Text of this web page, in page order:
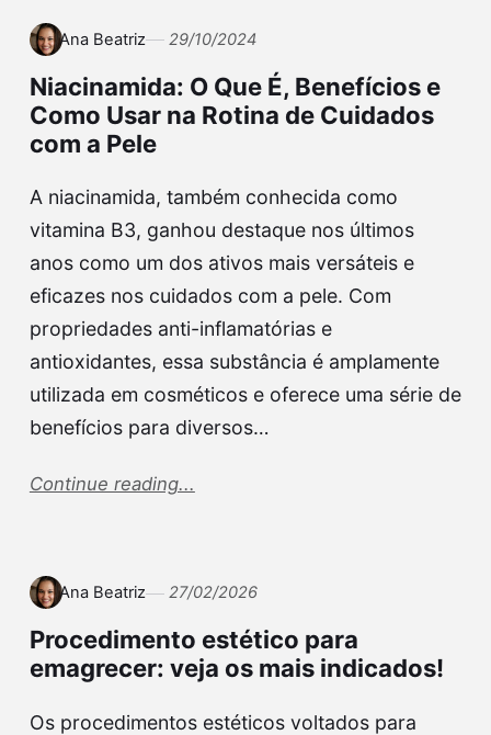
Ana Beatriz 29/10/2024
Niacinamida: O Que É, Benefícios e
Como Usar na Rotina de Cuidados
com a Pele
A niacinamida, também conhecida como
vitamina B3, ganhou destaque nos últimos
anos como um dos ativos mais versáteis e
eficazes nos cuidados com a pele. Com
propriedades anti-inflamatórias e
antioxidantes, essa substância é amplamente
utilizada em cosméticos e oferece uma série de
benefícios para diversos…
Continue reading...
Ana Beatriz 27/02/2026
Procedimento estético para
emagrecer: veja os mais indicados!
Os procedimentos estéticos voltados para